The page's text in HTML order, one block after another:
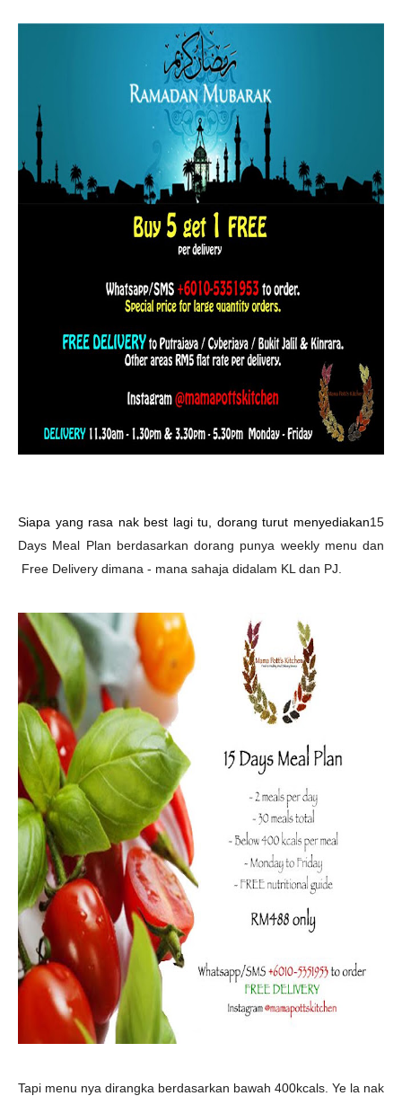
Siapa yang rasa nak best lagi tu, dorang turut menyediakan15
Days Meal Plan berdasarkan dorang punya weekly menu dan
Free Delivery dimana - mana sahaja didalam KL dan PJ.
Tapi menu nya dirangka berdasarkan bawah 400kcals. Ye la nak